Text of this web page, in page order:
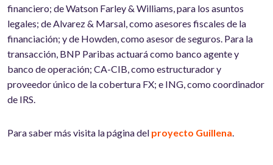
financiero; de Watson Farley & Williams, para los asuntos
legales; de Alvarez & Marsal, como asesores fiscales de la
financiación; y de Howden, como asesor de seguros. Para la
transacción, BNP Paribas actuará como banco agente y
banco de operación; CA-CIB, como estructurador y
proveedor único de la cobertura FX; e ING, como coordinador
de IRS.
Para saber más visita la página del proyecto Guillena.